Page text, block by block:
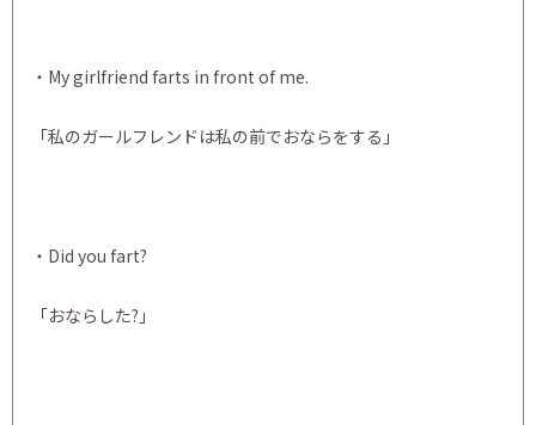
・My girlfriend farts in front of me.
「私のガールフレンドは私の前でおならをする」
・Did you fart?
「おならした?」